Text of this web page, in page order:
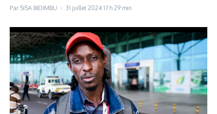
Par SISA BIDIMBU 31 juillet 2024 17 h 29 min